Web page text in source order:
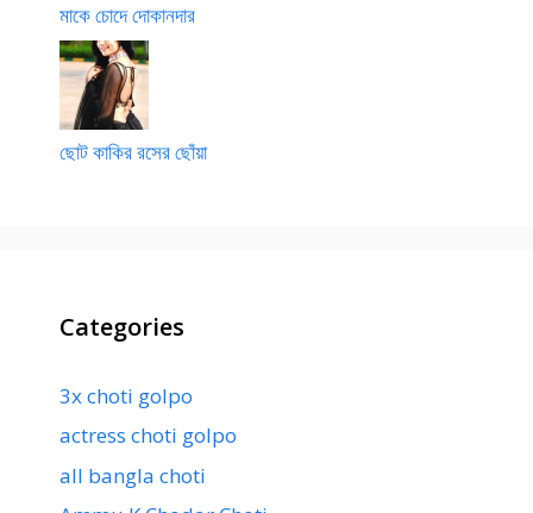
মাকে চোদে দোকানদার
ছোট কাকির রসের ছোঁয়া
Categories
3x choti golpo
actress choti golpo
all bangla choti